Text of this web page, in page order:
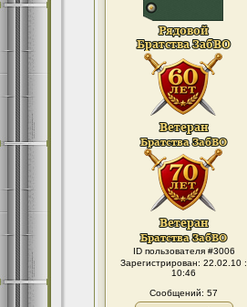
ID пользователя #3006
Зарегистрирован: 22.02.10 :
10:46
Сообщений: 57